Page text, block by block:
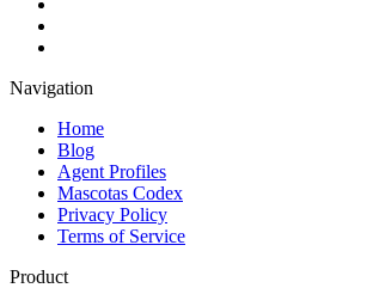
Navigation
Home
Blog
Agent Profiles
Mascotas Codex
Privacy Policy
Terms of Service
Product